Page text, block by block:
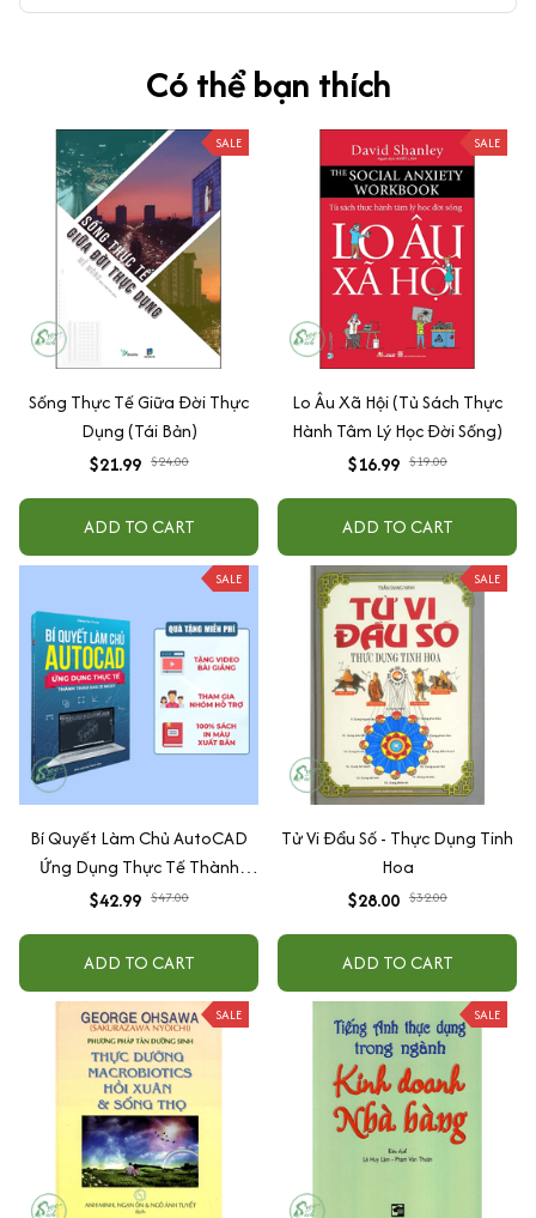
Có thể bạn thích
SALE
Sống Thực Tế Giữa Đời Thực
Dụng (Tái Bản)
$21.99 $24.00
ADD TO CART
SALE
Lo Âu Xã Hội (Tủ Sách Thực
Hành Tâm Lý Học Đời Sống)
$16.99 $19.00
ADD TO CART
SALE
Bí Quyết Làm Chủ AutoCAD
Ứng Dụng Thực Tế Thành
Thạo Sau 21 Ngày
$42.99 $47.00
ADD TO CART
SALE
Tử Vi Đẩu Số - Thực Dụng Tinh
Hoa
$28.00 $32.00
ADD TO CART
SALE SALE